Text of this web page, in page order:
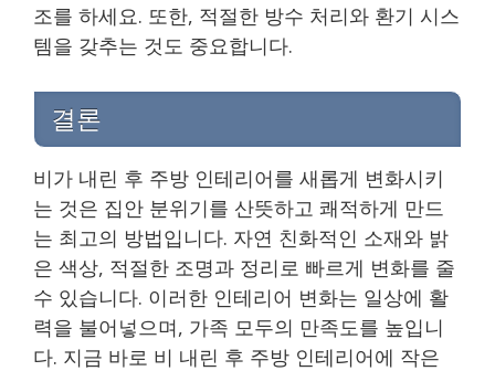
조를 하세요. 또한, 적절한 방수 처리와 환기 시스
템을 갖추는 것도 중요합니다.
결론
비가 내린 후 주방 인테리어를 새롭게 변화시키
는 것은 집안 분위기를 산뜻하고 쾌적하게 만드
는 최고의 방법입니다. 자연 친화적인 소재와 밝
은 색상, 적절한 조명과 정리로 빠르게 변화를 줄
수 있습니다. 이러한 인테리어 변화는 일상에 활
력을 불어넣으며, 가족 모두의 만족도를 높입니
다. 지금 바로 비 내린 후 주방 인테리어에 작은